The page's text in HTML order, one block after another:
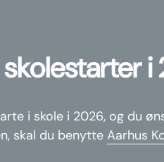
i skole i 2026, og du
skal du benytte Aarhus